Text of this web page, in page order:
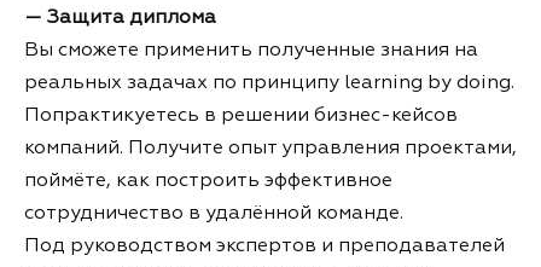
— Защита диплома
Вы сможете применить полученные знания на
реальных задачах по принципу learning by doing.
Попрактикуетесь в решении бизнес-кейсов
компаний. Получите опыт управления проектами,
поймёте, как построить эффективное
сотрудничество в удалённой команде.
Под руководством экспертов и преподавателей